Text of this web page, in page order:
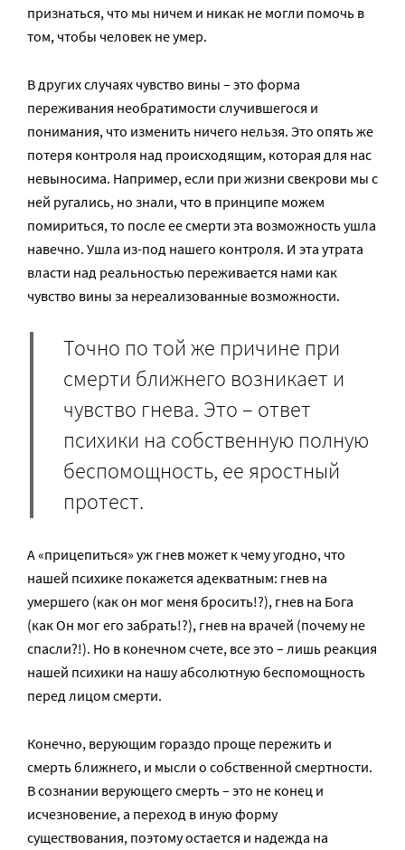
признаться, что мы ничем и никак не могли помочь в
том, чтобы человек не умер.
В других случаях чувство вины – это форма
переживания необратимости случившегося и
понимания, что изменить ничего нельзя. Это опять же
потеря контроля над происходящим, которая для нас
невыносима. Например, если при жизни свекрови мы с
ней ругались, но знали, что в принципе можем
помириться, то после ее смерти эта возможность ушла
навечно. Ушла из-под нашего контроля. И эта утрата
власти над реальностью переживается нами как
чувство вины за нереализованные возможности.
Точно по той же причине при
смерти ближнего возникает и
чувство гнева. Это – ответ
психики на собственную полную
беспомощность, ее яростный
протест.
А «прицепиться» уж гнев может к чему угодно, что
нашей психике покажется адекватным: гнев на
умершего (как он мог меня бросить!?), гнев на Бога
(как Он мог его забрать!?), гнев на врачей (почему не
спасли?!). Но в конечном счете, все это – лишь реакция
нашей психики на нашу абсолютную беспомощность
перед лицом смерти.
Конечно, верующим гораздо проще пережить и
смерть ближнего, и мысли о собственной смертности.
В сознании верующего смерть – это не конец и
исчезновение, а переход в иную форму
существования, поэтому остается и надежда на